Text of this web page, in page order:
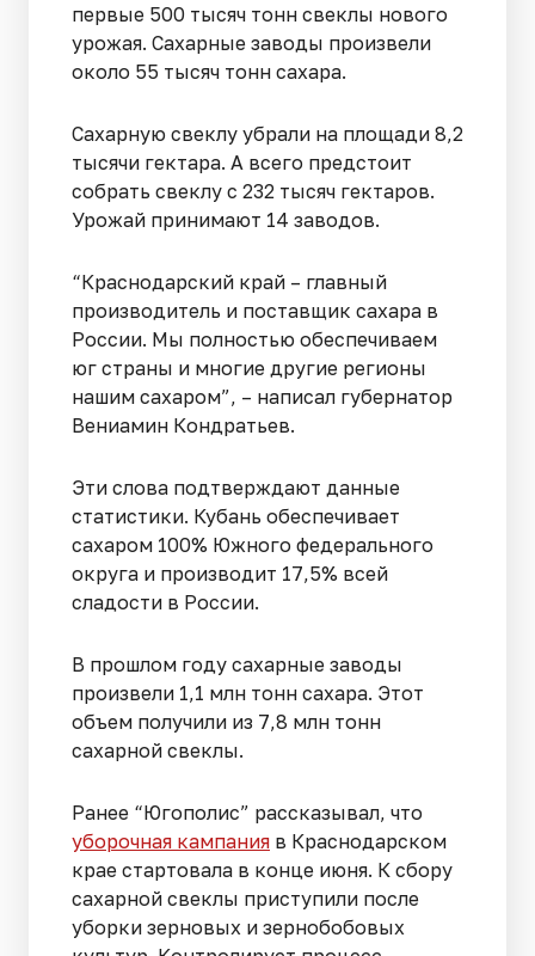
первые 500 тысяч тонн свеклы нового
урожая. Сахарные заводы произвели
около 55 тысяч тонн сахара.
Сахарную свеклу убрали на площади 8,2
тысячи гектара. А всего предстоит
собрать свеклу с 232 тысяч гектаров.
Урожай принимают 14 заводов.
“Краснодарский край – главный
производитель и поставщик сахара в
России. Мы полностью обеспечиваем
юг страны и многие другие регионы
нашим сахаром”, – написал губернатор
Вениамин Кондратьев.
Эти слова подтверждают данные
статистики. Кубань обеспечивает
сахаром 100% Южного федерального
округа и производит 17,5% всей
сладости в России.
В прошлом году сахарные заводы
произвели 1,1 млн тонн сахара. Этот
объем получили из 7,8 млн тонн
сахарной свеклы.
Ранее “Югополис” рассказывал, что
уборочная кампания в Краснодарском
крае стартовала в конце июня. К сбору
сахарной свеклы приступили после
уборки зерновых и зернобобовых